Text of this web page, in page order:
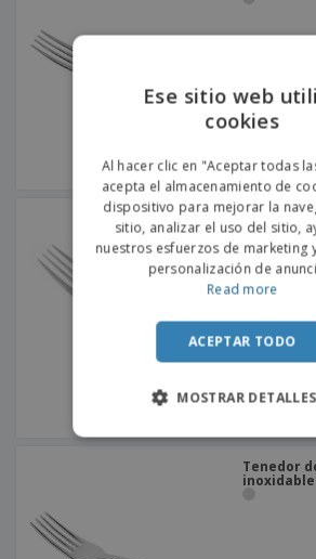
Tenedor
Tenedor
Ese sitio web
cookies
Al hacer clic en "Aceptar todas
acepta el almacenamiento de
dispositivo para mejorar la
sitio, analizar el uso del sitio,
nuestros esfuerzos de marketing
personalización de
Read more
ACEPTAR TODO
MOSTRAR DETALLES